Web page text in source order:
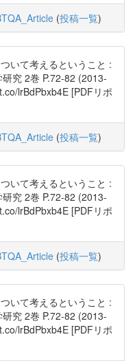
(投稿一覧)
いて考えるということ :
究 2巻 P.72-82 (2013-
lrBdPbxb4E [PDFリポ
(投稿一覧)
いて考えるということ :
究 2巻 P.72-82 (2013-
lrBdPbxb4E [PDFリポ
(投稿一覧)
いて考えるということ :
究 2巻 P.72-82 (2013-
lrBdPbxb4E [PDFリポ